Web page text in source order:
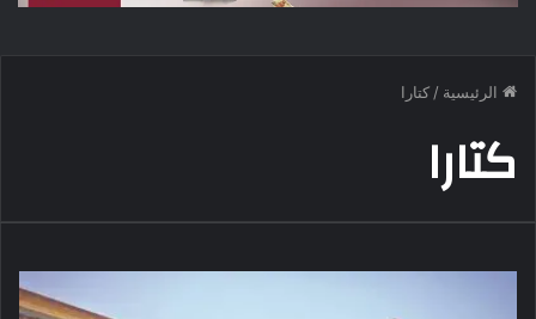
الرئيسية / كتارا
كتارا